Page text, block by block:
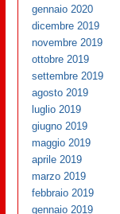
gennaio 2020
dicembre 2019
novembre 2019
ottobre 2019
settembre 2019
agosto 2019
luglio 2019
giugno 2019
maggio 2019
aprile 2019
marzo 2019
febbraio 2019
gennaio 2019